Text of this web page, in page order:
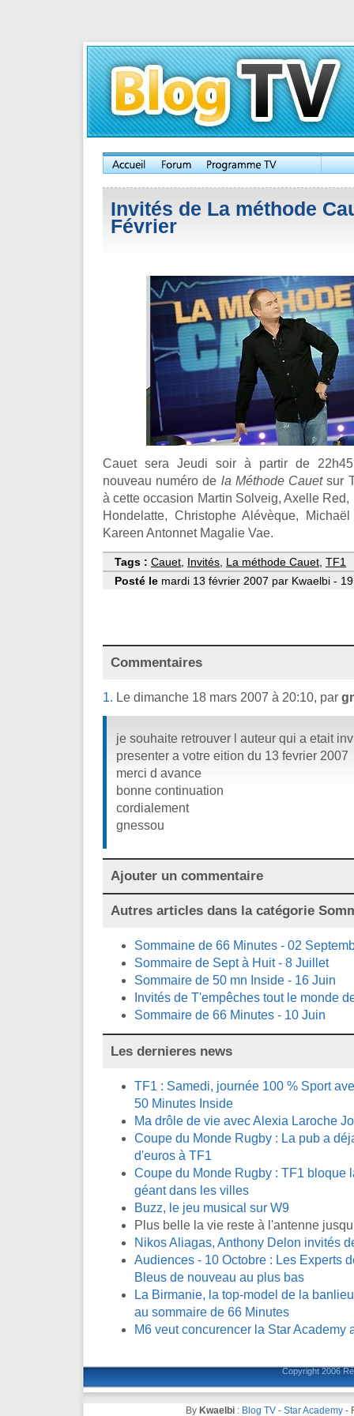
Invités de La méthode
Février
Cauet sera Jeudi soir à partir de
nouveau numéro de la Méthode Cauetsur
à cette occasion Martin Solveig, Axelle
Hondelatte, Christophe Alévèque,
Kareen Antonnet Magalie Vae.
Tags : Cauet Invités La méthode Cauet TF1
Posté le mardi 13 février 2007 par Kwaelbi -
Commentaires
1. Le dimanche 18 mars 2007 à 20:10, par
je souhaite retrouver l auteur qui a etait
presenter a votre eition du 13 fevrier 2007
merci d avance
bonne continuation
cordialement
gnessou
Ajouter un commentaire
Autres articles dans la catégorie
Sommaine de 66 Minutes - 02
Sommaire de Sept à Huit - 8 Juillet
Sommaire de 50 mn Inside - 16 Juin
Invités de T'empêches tout le monde
Sommaire de 66 Minutes - 10 Juin
Les dernieres news
TF1 : Samedi, journée 100 % Sport
50 Minutes Inside
Ma drôle de vie avec Alexia Laroche
Coupe du Monde Rugby : La pub a
d'euros à TF1
Coupe du Monde Rugby : TF1 bloque
géant dans les villes
Buzz, le jeu musical sur W9
Plus belle la vie reste à l'antenne
Nikos Aliagas, Anthony Delon invités
Audiences - 10 Octobre : Les Experts
Bleus de nouveau au plus bas
La Birmanie, la top-model de la
au sommaire de 66 Minutes
M6 veut concurencer la Star Academy
Copyright 2006
By Kwaelbi: Blog TV- Star Academy-